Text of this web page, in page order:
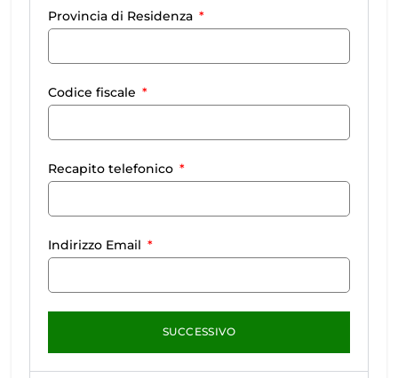
Provincia di Residenza
Codice fiscale
Recapito telefonico
Indirizzo Email
SUCCESSIVO